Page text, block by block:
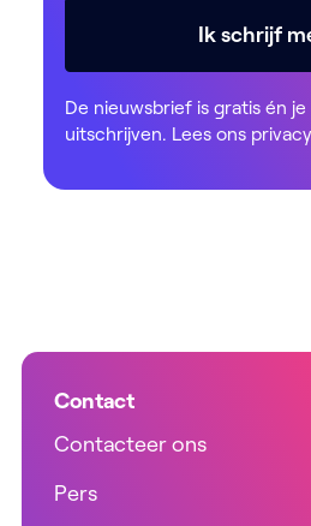
Ik schrijf
De nieuwsbrief is gratis én
uitschrijven. Lees ons
Contact
Contacteer ons
Pers